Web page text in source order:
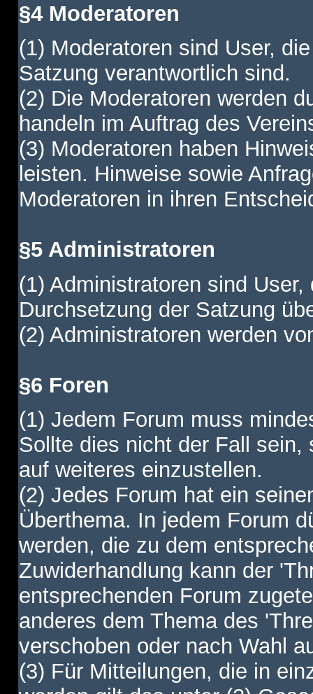
§4 Moderatoren
(1) Moderatoren sind User,
Satzung verantwortlich sind.
(2) Die Moderatoren werden
handeln im Auftrag des
(3) Moderatoren haben
leisten. Hinweise sowie
Moderatoren in ihren
§5 Administratoren
(1) Administratoren sind
Durchsetzung der Satzung
(2) Administratoren werden
§6 Foren
(1) Jedem Forum muss
Sollte dies nicht der Fall
auf weiteres einzustellen.
(2) Jedes Forum hat ein
Überthema. In jedem Forum
werden, die zu dem
Zuwiderhandlung kann der
entsprechenden Forum
anderes dem Thema des
verschoben oder nach Wahl
(3) Für Mitteilungen, die in